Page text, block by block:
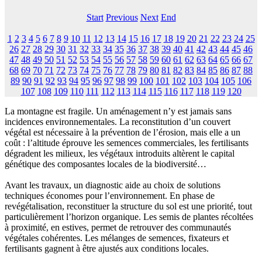
Start Previous Next End
1 2 3 4 5 6 7 8 9 10 11 12 13 14 15 16 17 18 19 20 21 22 23 24 25
26 27 28 29 30 31 32 33 34 35 36 37 38 39 40 41 42 43 44 45 46
47 48 49 50 51 52 53 54 55 56 57 58 59 60 61 62 63 64 65 66 67
68 69 70 71 72 73 74 75 76 77 78 79 80 81 82 83 84 85 86 87 88
89 90 91 92 93 94 95 96 97 98 99 100 101 102 103 104 105 106
107 108 109 110 111 112 113 114 115 116 117 118 119 120
La montagne est fragile. Un aménagement n’y est jamais sans
incidences environnementales. La reconstitution d’un couvert
végétal est nécessaire à la prévention de l’érosion, mais elle a un
coût : l’altitude éprouve les semences commerciales, les fertilisants
dégradent les milieux, les végétaux introduits altèrent le capital
génétique des composantes locales de la biodiversité…
Avant les travaux, un diagnostic aide au choix de solutions
techniques économes pour l’environnement. En phase de
revégétalisation, reconstituer la structure du sol est une priorité, tout
particulièrement l’horizon organique. Les semis de plantes récoltées
à proximité, en estives, permet de retrouver des communautés
végétales cohérentes. Les mélanges de semences, fixateurs et
fertilisants gagnent à être ajustés aux conditions locales.